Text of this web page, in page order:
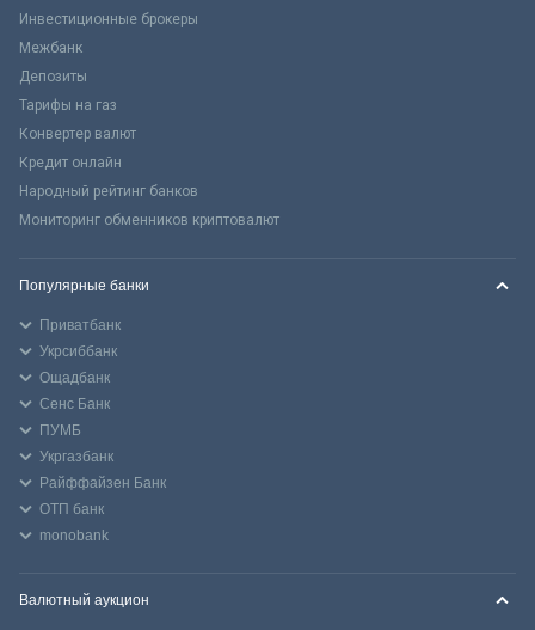
Инвестиционные брокеры
Межбанк
Депозиты
Тарифы на газ
Конвертер валют
Кредит онлайн
Народный рейтинг банков
Мониторинг обменников криптовалют
Популярные банки
Приватбанк
Укрсиббанк
Ощадбанк
Сенс Банк
ПУМБ
Укргазбанк
Райффайзен Банк
ОТП банк
monobank
Валютный аукцион